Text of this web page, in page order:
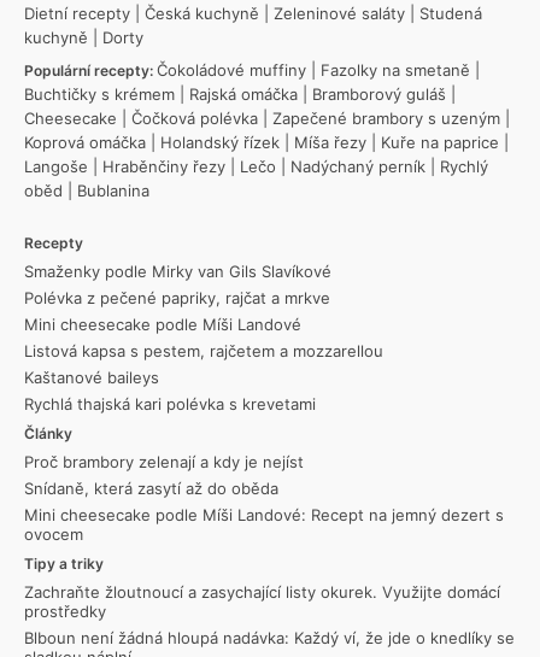
Dietní recepty
Česká kuchyně Zeleninové saláty
Studená
kuchyně
Dorty
Populární recepty: Čokoládové muffiny Fazolky na smetaně
Buchtičky s krémem
Rajská omáčka Bramborový guláš
Cheesecake
Čočková polévka Zapečené brambory s uzeným
Koprová omáčka
Holandský řízek Míša řezy Kuře na paprice
Langoše
Hraběnčiny řezy Lečo Nadýchaný perník
Rychlý
oběd
Bublanina
Recepty
Smaženky podle Mirky van Gils Slavíkové
Polévka z pečené papriky, rajčat a mrkve
Mini cheesecake podle Míši Landové
Listová kapsa s pestem, rajčetem a mozzarellou
Kaštanové baileys
Rychlá thajská kari polévka s krevetami
Články
Proč brambory zelenají a kdy je nejíst
Snídaně, která zasytí až do oběda
Mini cheesecake podle Míši Landové: Recept na jemný dezert s
ovocem
Tipy a triky
Zachraňte žloutnoucí a zasychající listy okurek. Využijte domácí
prostředky
Blboun není žádná hloupá nadávka: Každý ví, že jde o knedlíky se